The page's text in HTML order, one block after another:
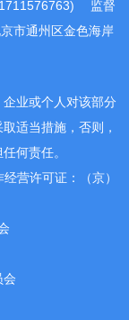
监督
市通州区金色海岸
业或个人对该部分
适当措施，否则，
何责任。
营许可证：（京）
会